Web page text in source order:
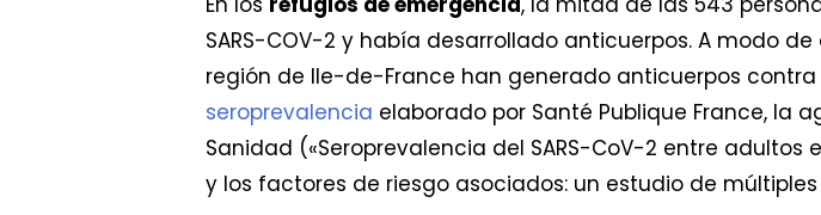
SARS-COV-2 y había desarrollado anticuerpos. A modo
región de Ile-de-France han generado anticuerpos contra
seroprevalencia elaborado por Santé Publique France, la
Sanidad («Seroprevalencia del SARS-CoV-2 entre
y los factores de riesgo asociados: un estudio de